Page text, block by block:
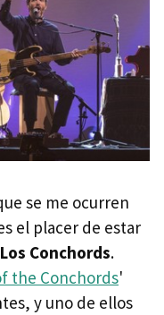
se me ocurren
el placer de estar
Los Conchords.
the Conchords'
y uno de ellos